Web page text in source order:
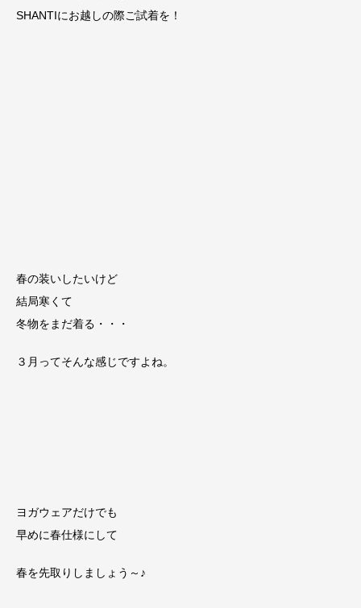
SHANTIにお越しの際ご試着を！
春の装いしたいけど
結局寒くて
冬物をまだ着る・・・
３月ってそんな感じですよね。
ヨガウェアだけでも
早めに春仕様にして
春を先取りしましょう～♪